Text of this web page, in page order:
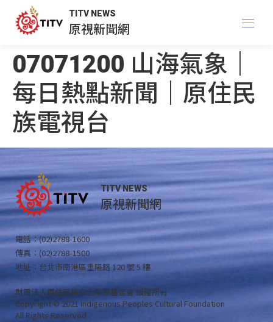
TITV NEWS
原視新聞網
07071200 山海氣象｜
每日熱點新聞｜原住民
族電視台
TITV NEWS
原視新聞網
電話：(02)2788-1600
傳真：(02)2788-1500
地址：台北市南港區重陽路 120 號 5 樓
財團法人原住民族文化事業基金會 版權所有
Copyright © 2021 Indigenous Peoples Cultural Foundation
All Rights Reserved .